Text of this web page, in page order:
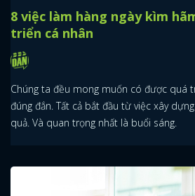
8 việc làm hàng ngày kìm
triển cá nhân
Chúng ta đều mong muốn có được quá
đúng đắn. Tất cả bắt đầu từ việc xây
quả. Và quan trọng nhất là buổi sáng.